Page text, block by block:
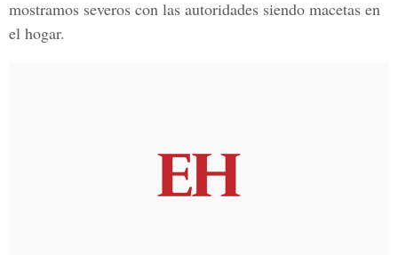
mostramos severos con las autoridades siendo macetas en
el hogar.